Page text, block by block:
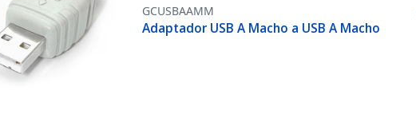
GCUSBAAMM
Adaptador USB A Macho a USB A Macho